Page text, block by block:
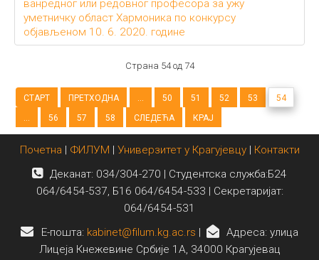
ванредног или редовног професора за ужу
уметничку област Хармоника по конкурсу
објављеном 10. 6. 2020. године
Страна 54 од 74
СТАРТ ПРЕТХОДНА ... 50 51 52 53
54
...
56 57 58 СЛЕДЕЋА КРАЈ
Почетна ФИЛУМ Универзитет у Крагујевцу| Контакти
Деканат: 034/304-270 | Студентска служба:Б24
064/6454-537, Б16 064/6454-533 | Секретаријат:
064/6454-531
E-пошта: kabinet@filum.kg.ac.rs
Адреса: улица
Лицеја Кнежевине Србије 1А, 34000 Крагујевац